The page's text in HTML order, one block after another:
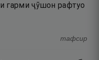
гарми ҷӯшон рафтуо
тафсир